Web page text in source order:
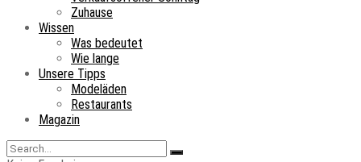
Zuhause
Wissen
Was bedeutet
Wie lange
Unsere Tipps
Modeläden
Restaurants
Magazin